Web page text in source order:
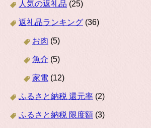
人気の返礼品 (25)
返礼品ランキング (36)
お肉 (5)
魚介 (5)
家電 (12)
ふるさと納税 還元率 (2)
ふるさと納税 限度額 (3)